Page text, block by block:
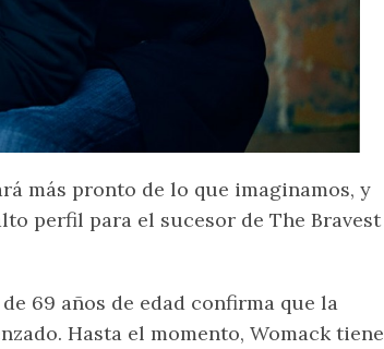
más pronto de lo que imaginamos, y
perfil para el sucesor de The Bravest
69 años de edad confirma que la
Hasta el momento, Womack tiene